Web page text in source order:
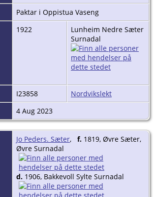
Paktar i Oppistua Vaseng
1922
Lunheim Nedre Sæter
Surnadal
I23858
Nordvikslekt
4 Aug 2023
Jo Peders. Sæter, f. 1819, Øvre Sæter,
Øvre Surnadal
d. 1906, Bakkevoll Sylte Surnadal